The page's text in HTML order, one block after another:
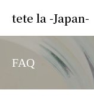
tete la -Japan-
FAQ